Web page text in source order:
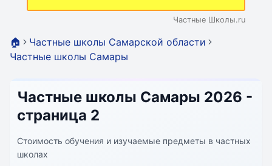
Частные Школы.ru
🏠
Частные школы Самарской области
Частные школы Самары
Частные школы Самары 2026 -
страница 2
Стоимость обучения и изучаемые предметы в частных
школах